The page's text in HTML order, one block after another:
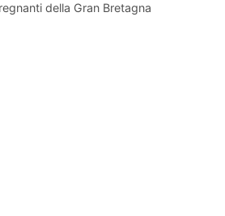
della Gran Bretagna